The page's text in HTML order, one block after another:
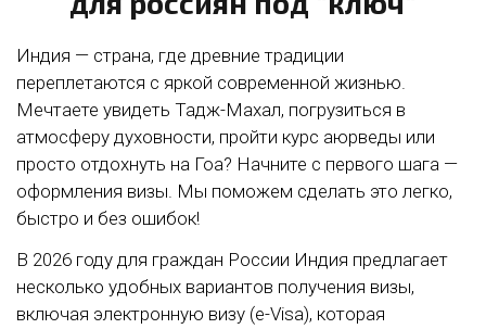
Индия — страна, где древние традиции
переплетаются с яркой современной жизнью.
Мечтаете увидеть Тадж-Махал, погрузиться в
атмосферу духовности, пройти курс аюрведы или
просто отдохнуть на Гоа? Начните с первого шага —
оформления визы. Мы поможем сделать это легко,
быстро и без ошибок!
В 2026 году для граждан России Индия предлагает
несколько удобных вариантов получения визы,
включая электронную визу (e-Visa), которая